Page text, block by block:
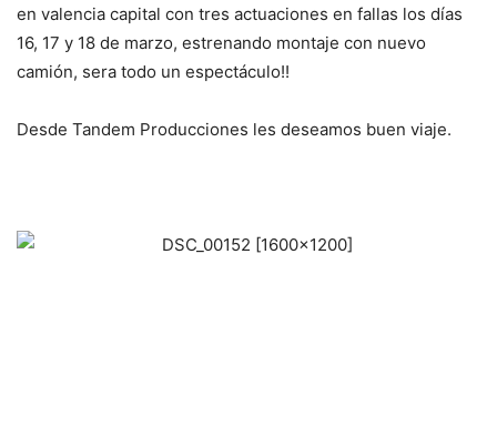
en valencia capital con tres actuaciones en fallas los días
16, 17 y 18 de marzo, estrenando montaje con nuevo
camión, sera todo un espectáculo!!
Desde Tandem Producciones les deseamos buen viaje.